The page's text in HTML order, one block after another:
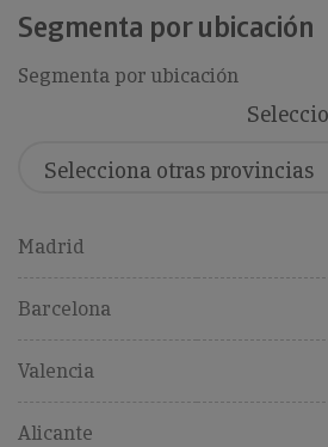
Segmenta por ubicación
Segmenta por ubicación
Madrid
Barcelona
Valencia
Alicante